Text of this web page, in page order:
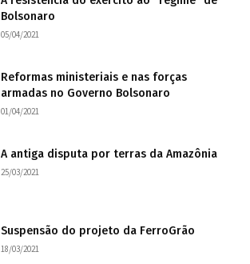
Bolsonaro
05/04/2021
Reformas ministeriais e nas forças
armadas no Governo Bolsonaro
01/04/2021
A antiga disputa por terras da Amazônia
25/03/2021
Suspensão do projeto da FerroGrão
18/03/2021